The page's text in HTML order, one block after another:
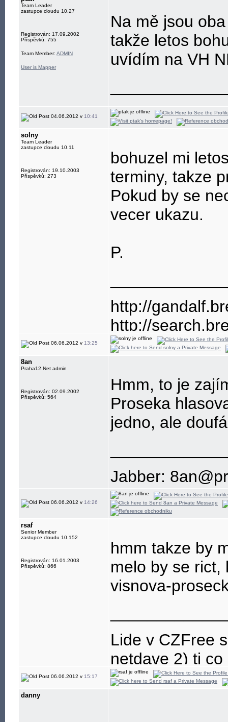
Team Leader
zastupce cloudu 10.27
Registrován: 17.09.2002
Příspěvků: 755
Team Member: ADMIN
User is Mapper
Na mě jsou
takže letos
uvídím na VH
04.06.2012 v 10:41
solny
Team Leader
zastupce cloudu 10.11
Registrován: 19.10.2003
Příspěvků: 273
bohuzel mi
terminy, takze
Pokud by se
vecer ukazu.
P.
http://
http://
06.06.2012 v 13:25
8an
Praha12.Net admin
Registrován: 02.09.2002
Příspěvků: 564
Hmm, to je
Proseka
jedno, ale
Jabber:
06.06.2012 v 14:26
rsaf
Senior Member
zastupce cloudu 10.152
Registrován: 16.01.2003
Příspěvků: 866
hmm takze by
melo by se rict,
visnova-
Lide v CZFree
netdave 2) ti
06.06.2012 v 15:17
danny